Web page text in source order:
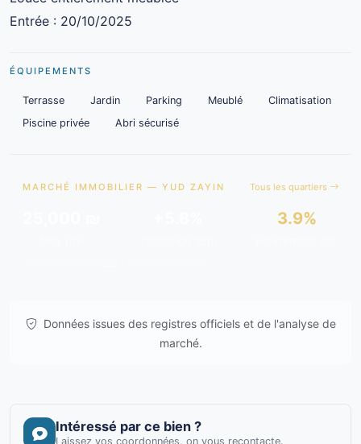
Entrée : 20/10/2025
ÉQUIPEMENTS
Terrasse Jardin Parking Meublé
Climatisation
Piscine privée
Abri sécurisé
MARCHÉ IMMOBILIER — YUD ZAYIN Tous les quartiers
3.9%
Données issues des registres officiels et de l'analyse de
marché.
Intéressé par ce bien ?
Laissez vos coordonnées, on vous recontacte.